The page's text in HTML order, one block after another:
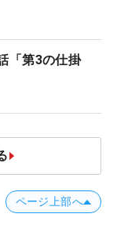
「第3の仕掛
ページ上部へ